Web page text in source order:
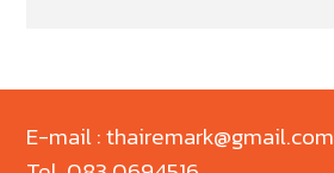
E-mail : thairemark@gmail.com